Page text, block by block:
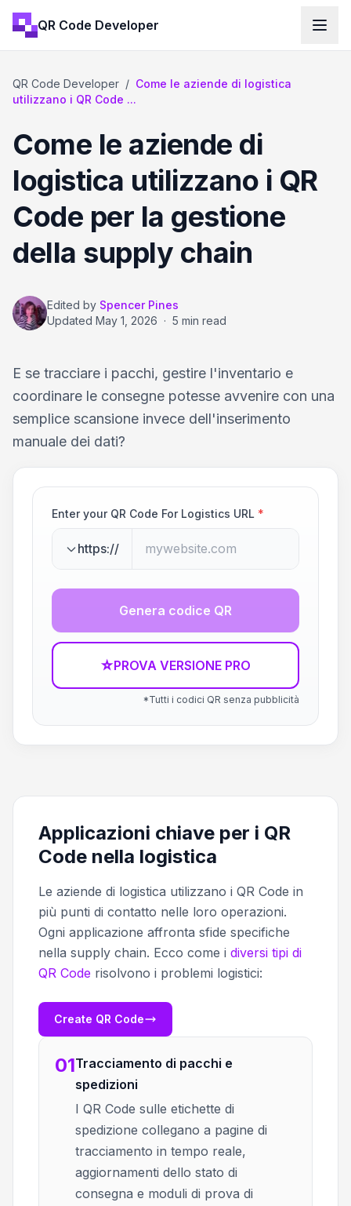
QR Code Developer
QR Code Developer / Come le aziende di logistica
utilizzano i QR Code ...
Come le aziende di
logistica utilizzano i QR
Code per la gestione
della supply chain
Edited by Spencer Pines
Updated May 1, 2026 · 5 min read
E se tracciare i pacchi, gestire l'inventario e
coordinare le consegne potesse avvenire con una
semplice scansione invece dell'inserimento
manuale dei dati?
Enter your QR Code For Logistics URL *
https://
Genera codice QR
☆PROVA VERSIONE PRO
*Tutti i codici QR senza pubblicità
Applicazioni chiave per i QR
Code nella logistica
Le aziende di logistica utilizzano i QR Code in
più punti di contatto nelle loro operazioni.
Ogni applicazione affronta sfide specifiche
nella supply chain. Ecco come i diversi tipi di
QR Code risolvono i problemi logistici:
Create QR Code
01Tracciamento di pacchi e
spedizioni
I QR Code sulle etichette di
spedizione collegano a pagine di
tracciamento in tempo reale,
aggiornamenti dello stato di
consegna e moduli di prova di